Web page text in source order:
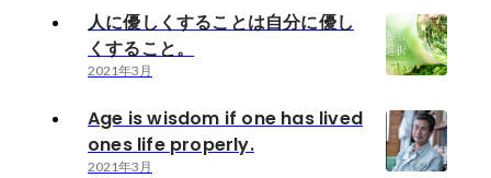
人に優しくすることは自分に優し
くすること。
2021年3月
Age is wisdom if one has lived
ones life properly.
2021年3月